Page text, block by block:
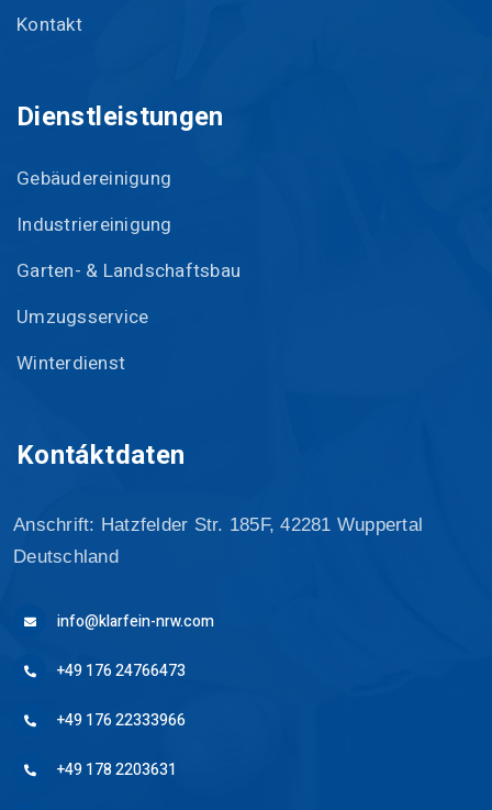
Kontakt
Dienstleistungen
Gebäudereinigung
Industriereinigung
Garten- & Landschaftsbau
Umzugsservice
Winterdienst
Kontáktdaten
Anschrift: Hatzfelder Str. 185F, 42281 Wuppertal
Deutschland
info@klarfein-nrw.com
+49 176 24766473
+49 176 22333966
+49 178 2203631